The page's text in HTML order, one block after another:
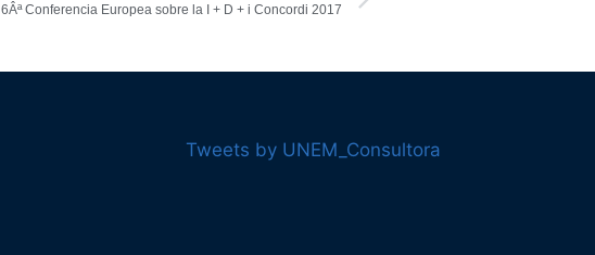
6Âª Conferencia Europea sobre la I + D + i Concordi 2017
Tweets by UNEM_Consultora